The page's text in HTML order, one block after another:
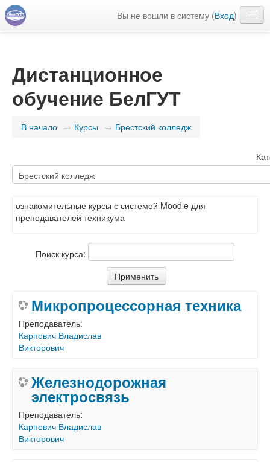
Вы не вошли в систему (Вход)
Дистанционное
обучение БелГУТ
В начало → Курсы → Брестский колледж
ознакомительные курсы с системой Moodle для
преподавателей техникума
Поиск курса:
Микропроцессорная техника
Преподаватель:
Карпович Владислав
Викторович
Железнодорожная
электросвязь
Преподаватель:
Карпович Владислав
Викторович